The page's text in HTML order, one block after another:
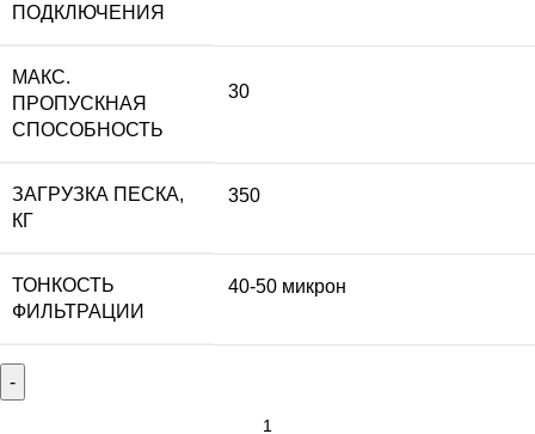
ПОДКЛЮЧЕНИЯ
МАКС.
ПРОПУСКНАЯ
СПОСОБНОСТЬ
30
ЗАГРУЗКА ПЕСКА,
КГ
350
ТОНКОСТЬ
ФИЛЬТРАЦИИ
40-50 микрон